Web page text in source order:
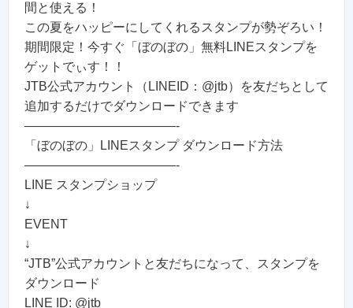
間と使える！
この夏をハッピーにしてくれるスタンプが勢ぞろい！
期間限定！今すぐ「ぼのぼの」無料LINEスタンプを
ゲットでぃす！！
JTB公式アカウント（LINEID：@jtb）を友だちとして
追加するだけでダウンロードできます
————————————-
「ぼのぼの」LINEスタンプ ダウンロード方法
————————————-
LINE スタンプショップ
↓
EVENT
↓
“JTB”公式アカウントと友だちになって、スタンプを
ダウンロード
LINE ID: @jtb